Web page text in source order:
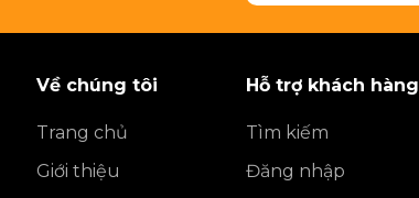
Về chúng tôi
Trang chủ
Giới thiệu
Hỗ trợ khách hàng
Tìm kiếm
Đăng nhập